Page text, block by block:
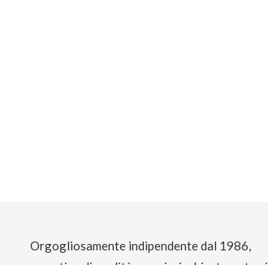
Orgogliosamente indipendente dal 1986,